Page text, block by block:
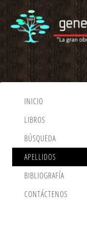
INICIO
LIBROS
BÚSQUEDA
APELLIDOS
BIBLIOGRAFÍA
CONTÁCTENOS